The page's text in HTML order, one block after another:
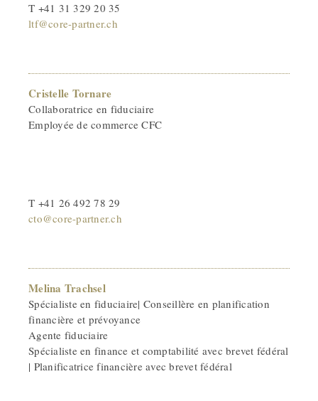
T +41 31 329 20 35
ltf@core-partner.ch
Cristelle Tornare
Collaboratrice en fiduciaire
Employée de commerce CFC
T +41 26 492 78 29
cto@core-partner.ch
Melina Trachsel
Spécialiste en fiduciaire| Conseillère en planification
financière et prévoyance
Agente fiduciaire
Spécialiste en finance et comptabilité avec brevet fédéral
| Planificatrice financière avec brevet fédéral